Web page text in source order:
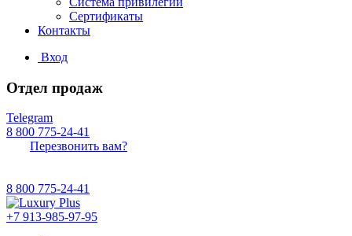
Сертификаты
Контакты
Вход
Отдел продаж
Telegram
8 800 775-24-41
Перезвонить вам?
8 800 775-24-41
+7 913-985-97-95